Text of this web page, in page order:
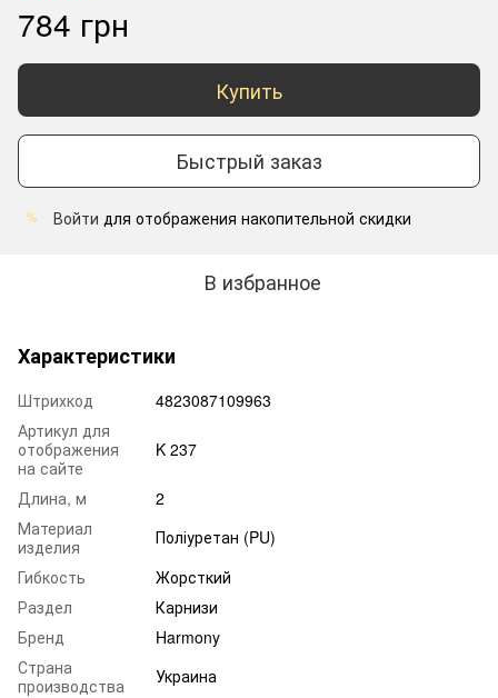
784 грн
Купить
Быстрый заказ
% Войти для отображения накопительной скидки
В избранное
Характеристики
Штрихкод
4823087109963
Артикул для
отображения
на сайте
K 237
Длина, м
2
Материал
изделия
Поліуретан (PU)
Гибкость
Жорсткий
Раздел
Карнизи
Бренд
Harmony
Страна
производства
Украина